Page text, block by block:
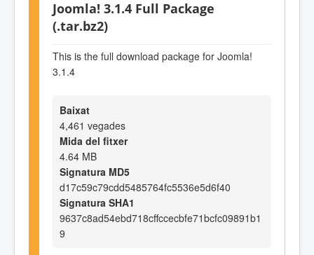
Joomla! 3.1.4 Full Package
(.tar.bz2)
This is the full download package for Joomla!
3.1.4
Baixat
4,461 vegades
Mida del fitxer
4.64 MB
Signatura MD5
d17c59c79cdd5485764fc5536e5d6f40
Signatura SHA1
9637c8ad54ebd718cffccecbfe71bcfc09891b1
9